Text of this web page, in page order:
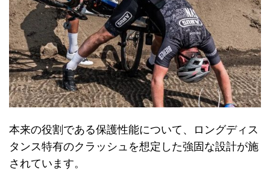
本来の役割である保護性能について、ロングディス
タンス特有のクラッシュを想定した強固な設計が施
されています。